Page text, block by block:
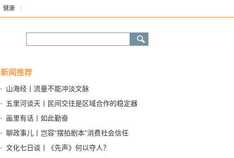
健康
新闻推荐
山海经丨流量不能冲淡文脉
五里河谈天丨民间交往是区域合作的稳定器
画里有话丨如此勤奋
聊政事儿丨岂容“摆拍剧本”消费社会信任
文化七日谈丨《先声》何以夺人？